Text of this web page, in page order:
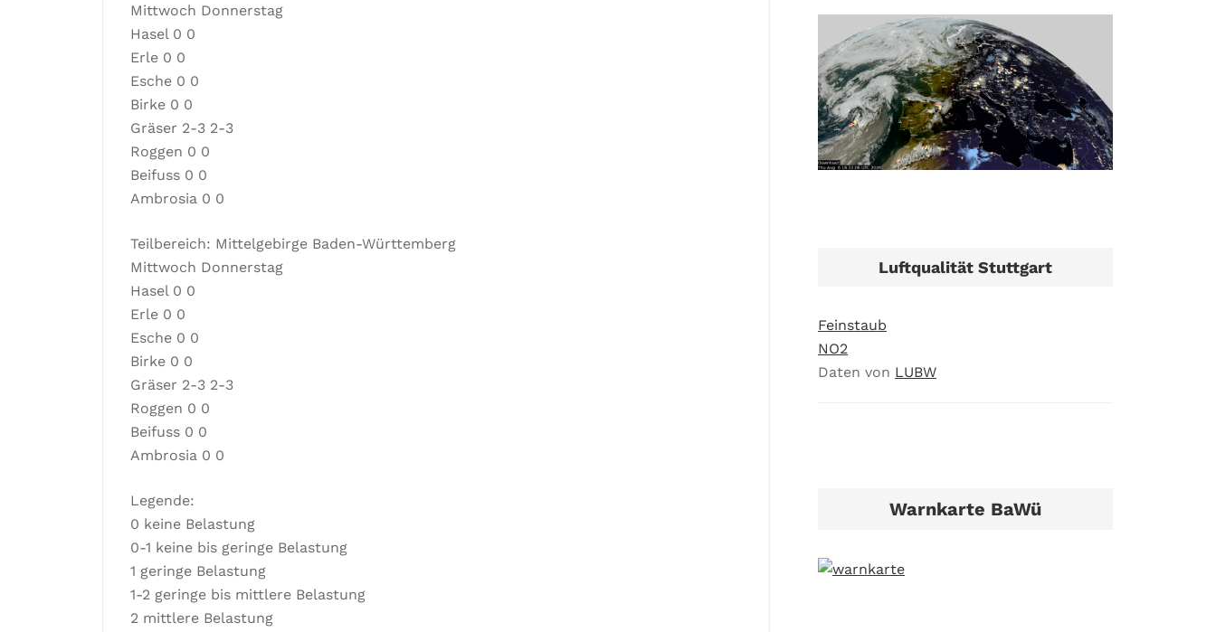
Mittwoch Donnerstag
Hasel 0 0
Erle 0 0
Esche 0 0
Birke 0 0
Gräser 2-3 2-3
Roggen 0 0
Beifuss 0 0
Ambrosia 0 0
Teilbereich: Mittelgebirge Baden-Württemberg
Mittwoch Donnerstag
Hasel 0 0
Erle 0 0
Esche 0 0
Birke 0 0
Gräser 2-3 2-3
Roggen 0 0
Beifuss 0 0
Ambrosia 0 0
Legende:
0 keine Belastung
0-1 keine bis geringe Belastung
1 geringe Belastung
1-2 geringe bis mittlere Belastung
2 mittlere Belastung
Luftqualität Stuttgart
Feinstaub
NO2
Daten von LUBW
Warnkarte BaWü